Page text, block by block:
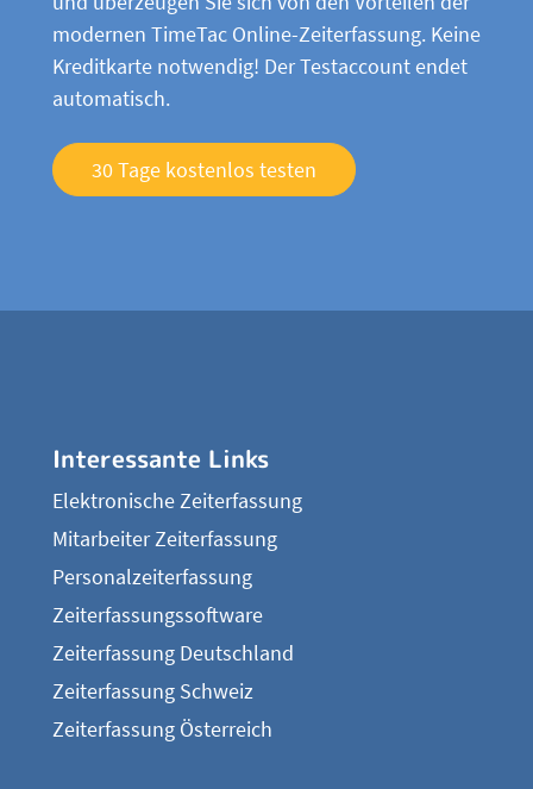
modernen TimeTac Online-Zeiterfassung. Keine
Kreditkarte notwendig! Der Testaccount endet
automatisch.
30 Tage kostenlos testen
Interessante Links
Elektronische Zeiterfassung
Mitarbeiter Zeiterfassung
Personalzeiterfassung
Zeiterfassungssoftware
Zeiterfassung Deutschland
Zeiterfassung Schweiz
Zeiterfassung Österreich